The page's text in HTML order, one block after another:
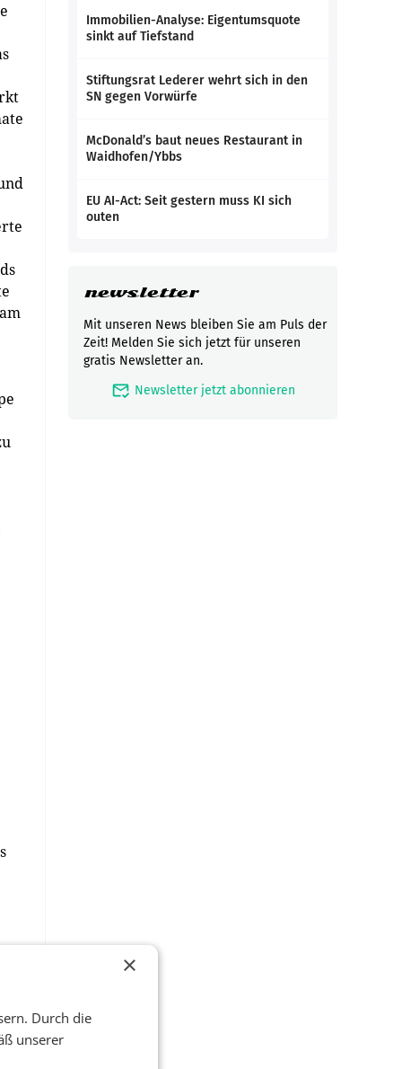
Immobilien-Analyse: Eigentumsquote
sinkt auf Tiefstand
Stiftungsrat Lederer wehrt sich in den
SN gegen Vorwürfe
McDonald’s baut neues Restaurant in
Waidhofen/Ybbs
EU AI-Act: Seit gestern muss KI sich
outen
newsletter
Mit unseren News bleiben Sie am Puls der
Zeit! Melden Sie sich jetzt für unseren
gratis Newsletter an.
mark_email_read Newsletter jetzt abonnieren
×
Durch die
unserer